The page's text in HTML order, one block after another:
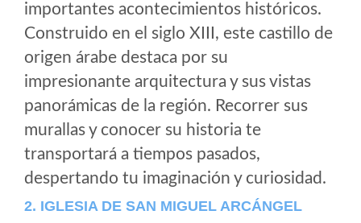
importantes acontecimientos históricos.
Construido en el siglo XIII, este castillo de
origen árabe destaca por su
impresionante arquitectura y sus vistas
panorámicas de la región. Recorrer sus
murallas y conocer su historia te
transportará a tiempos pasados,
despertando tu imaginación y curiosidad.
2. IGLESIA DE SAN MIGUEL ARCÁNGEL